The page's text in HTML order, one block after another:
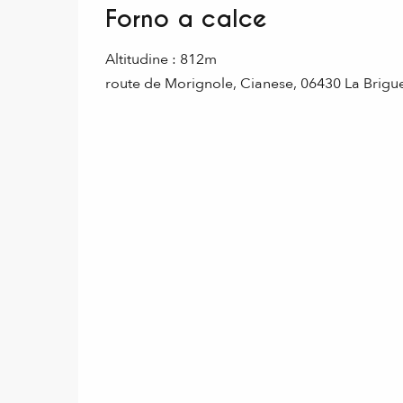
Forno a calce
Altitudine : 812m
route de Morignole, Cianese, 06430 La